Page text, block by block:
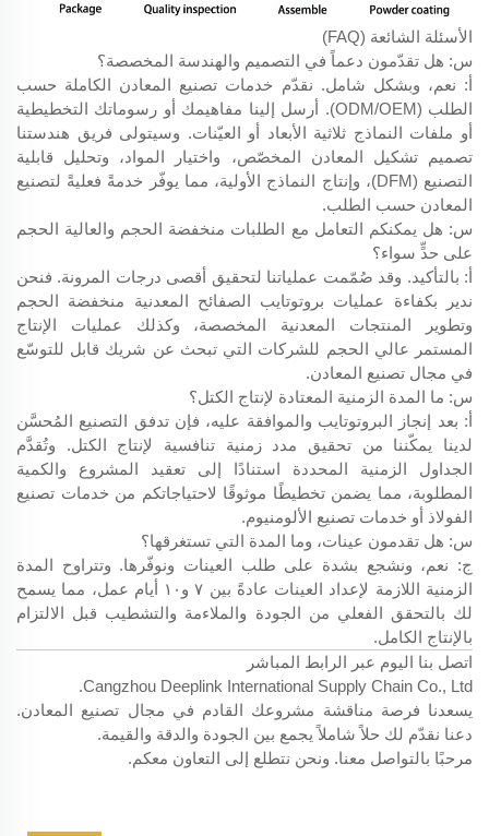
الأسئلة الشائعة (FAQ)
س: هل تقدّمون دعماً في التصميم والهندسة المخصصة؟
أ: نعم، وبشكل شامل. نقدّم خدمات تصنيع المعادن الكاملة حسب
الطلب (ODM/OEM). أرسل إلينا مفاهيمك أو رسوماتك التخطيطية
أو ملفات النماذج ثلاثية الأبعاد أو العيّنات. وسيتولى فريق هندستنا
تصميم تشكيل المعادن المخصّص، واختيار المواد، وتحليل قابلية
التصنيع (DFM)، وإنتاج النماذج الأولية، مما يوفّر خدمةً فعليةً لتصنيع
المعادن حسب الطلب.
س: هل يمكنكم التعامل مع الطلبات منخفضة الحجم والعالية الحجم
على حدٍّ سواء؟
أ: بالتأكيد. وقد صُمّمت عملياتنا لتحقيق أقصى درجات المرونة. فنحن
ندير بكفاءة عمليات بروتوتايب الصفائح المعدنية منخفضة الحجم
وتطوير المنتجات المعدنية المخصصة، وكذلك عمليات الإنتاج
المستمر عالي الحجم للشركات التي تبحث عن شريك قابل للتوسّع
في مجال تصنيع المعادن.
س: ما المدة الزمنية المعتادة لإنتاج الكتل؟
أ: بعد إنجاز البروتوتايب والموافقة عليه، فإن تدفق التصنيع المُحسَّن
لدينا يمكّننا من تحقيق مدد زمنية تنافسية لإنتاج الكتل. وتُقدَّم
الجداول الزمنية المحددة استنادًا إلى تعقيد المشروع والكمية
المطلوبة، مما يضمن تخطيطًا موثوقًا لاحتياجاتكم من خدمات تصنيع
الفولاذ أو خدمات تصنيع الألومنيوم.
س: هل تقدمون عينات، وما المدة التي تستغرقها؟
ج: نعم، ونشجع بشدة على طلب العينات ونوفّرها. وتتراوح المدة
الزمنية اللازمة لإعداد العينات عادةً بين ٧ و١٠ أيام عمل، مما يسمح
لك بالتحقق الفعلي من الجودة والملاءمة والتشطيب قبل الالتزام
بالإنتاج الكامل.
اتصل بنا اليوم عبر الرابط المباشر
Cangzhou Deeplink International Supply Chain Co., Ltd.
يسعدنا فرصة مناقشة مشروعك القادم في مجال تصنيع المعادن.
دعنا نقدّم لك حلاً شاملاً يجمع بين الجودة والدقة والقيمة.
مرحبًا بالتواصل معنا. ونحن نتطلع إلى التعاون معكم.